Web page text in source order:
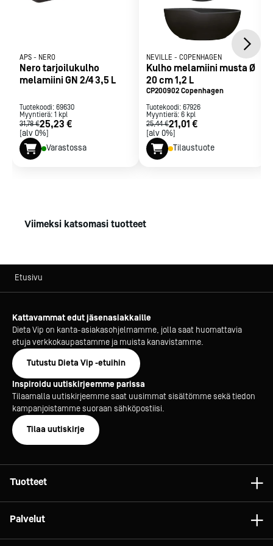
APS - NERO
Nero tarjoilukulho
melamiini GN 2/4 3,5 L
Tuotekoodi: 69630
Myyntierä: 1 kpl
31,78 €25,23 €
[alv 0%]
Varastossa
NEVILLE - COPENHAGEN
Kulho melamiini musta Ø
20 cm 1,2 L
CP200902 Copenhagen
Tuotekoodi: 67926
Myyntierä: 6 kpl
25,44 €21,01 €
[alv 0%]
Tilaustuote
Viimeksi katsomasi tuotteet
Etusivu
Kattavammat edut jäsenasiakkaille
Dieta Vip on kanta-asiakasohjelmamme, jolla saat huomattavia
etuja verkkokaupastamme ja muista kanavistamme.
Tutustu Dieta Vip -etuihin
Inspiroidu uutiskirjeemme parissa
Tilaamalla uutiskirjeemme saat uusimmat sisältömme sekä tiedon
kampanjoistamme suoraan sähköpostiisi.
Tilaa uutiskirje
Tuotteet
Palvelut